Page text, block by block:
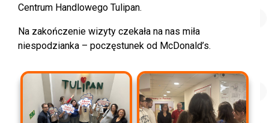
Centrum Handlowego Tulipan.
Na zakończenie wizyty czekała na nas miła
niespodzianka – poczęstunek od McDonald’s.